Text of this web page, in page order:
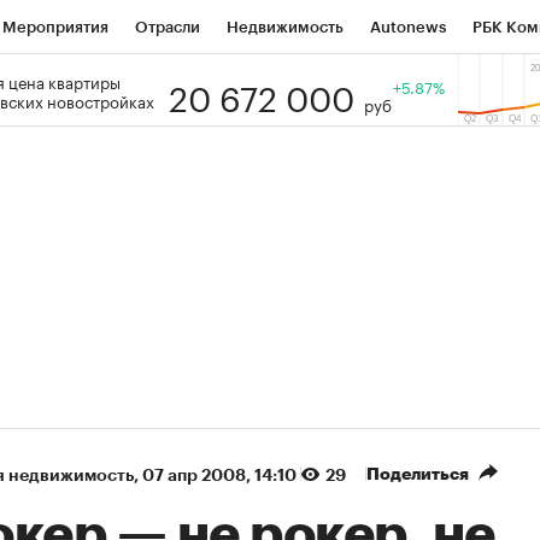
Мероприятия Отрасли Недвижимость Autonews РБК
РБК Образование Тренды
цена квартиры
новостройках
20 672 000 руб
+5.87%
недвижимость⁠, 07 апр 2008, 14:10 29 Поделиться